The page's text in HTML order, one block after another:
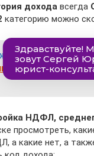
дохода всегда
категорию можно
Как оформить
займ от
НДФЛ,
просмотреть,
а какие нет, а